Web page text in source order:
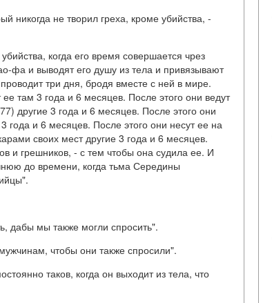
никогда не творил греха, кроме убийства, -
когда его время совершается чрез
фа и выводят его душу из тела и привязывают
три дня, бродя вместе с ней в мире.
там 3 года и 6 месяцев. После этого они ведут
другие 3 года и 6 месяцев. После этого они
и 6 месяцев. После этого они несут ее на
своих мест другие 3 года и 6 месяцев.
и грешников, - с тем чтобы она судила ее. И
до времени, когда тьма Середины
дабы мы также могли спросить".
чтобы они также спросили".
таков, когда он выходит из тела, что